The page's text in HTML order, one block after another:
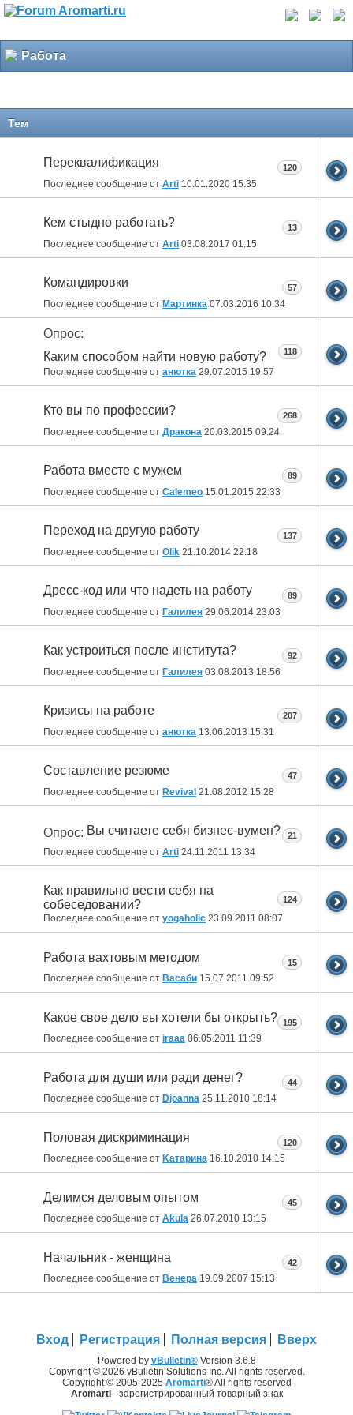
Работа
Тем
Переквалификация
Последнее сообщение от Arti 10.01.2020 15:35
120
Кем стыдно работать?
Последнее сообщение от Arti 03.08.2017 01:15
13
Командировки
Последнее сообщение от Мартинка 07.03.2016 10:34
57
Опрос:
Каким способом найти новую работу?
Последнее сообщение от анютка 29.07.2015 19:57
118
Кто вы по профессии?
Последнее сообщение от Дракона 20.03.2015 09:24
268
Работа вместе с мужем
Последнее сообщение от Calemeo 15.01.2015 22:33
89
Переход на другую работу
Последнее сообщение от Olik 21.10.2014 22:18
137
Дресс-код или что надеть на работу
Последнее сообщение от Галилея 29.06.2014 23:03
89
Как устроиться после института?
Последнее сообщение от Галилея 03.08.2013 18:56
92
Кризисы на работе
Последнее сообщение от анютка 13.06.2013 15:31
207
Составление резюме
Последнее сообщение от Revival 21.08.2012 15:28
47
Опрос: Вы считаете себя бизнес-вумен?
Последнее сообщение от Arti 24.11.2011 13:34
21
Как правильно вести себя на
собеседовании?
Последнее сообщение от yogaholic 23.09.2011 08:07
124
Работа вахтовым методом
Последнее сообщение от Васаби 15.07.2011 09:52
15
Какое свое дело вы хотели бы открыть?
Последнее сообщение от iraaa 06.05.2011 11:39
195
Работа для души или ради денег?
Последнее сообщение от Djoanna 25.11.2010 18:14
44
Половая дискриминация
Последнее сообщение от Kатарина 16.10.2010 14:15
120
Делимся деловым опытом
Последнее сообщение от Akula 26.07.2010 13:15
45
Начальник - женщина
Последнее сообщение от Венера 19.09.2007 15:13
42
Вход Регистрация Полная версия Вверх
Powered by vBulletin®Version 3.6.8
Copyright © 2026 vBulletin Solutions Inc. All rights reserved.
Copyright © 2005-2025 Aromarti® All rights reserved
Aromarti- зарегистрированный товарный знак